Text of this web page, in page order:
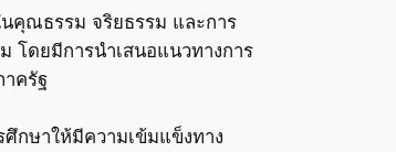
คุณธรรม จริยธรรม และการ
โดยมีการนำเสนอแนวทางการ
าครัฐ
กษาให้มีความเข้มแข็งทาง